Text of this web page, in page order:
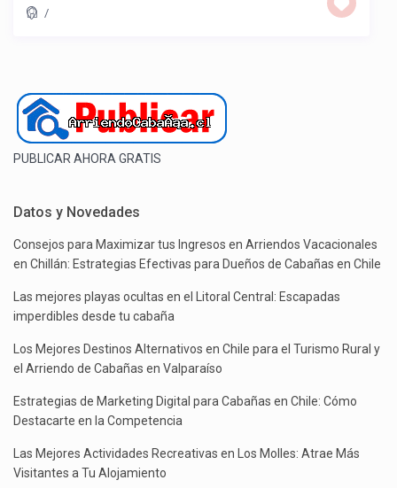
/
PUBLICAR AHORA GRATIS
Datos y Novedades
Consejos para Maximizar tus Ingresos en Arriendos Vacacionales
en Chillán: Estrategias Efectivas para Dueños de Cabañas en Chile
Las mejores playas ocultas en el Litoral Central: Escapadas
imperdibles desde tu cabaña
Los Mejores Destinos Alternativos en Chile para el Turismo Rural y
el Arriendo de Cabañas en Valparaíso
Estrategias de Marketing Digital para Cabañas en Chile: Cómo
Destacarte en la Competencia
Las Mejores Actividades Recreativas en Los Molles: Atrae Más
Visitantes a Tu Alojamiento